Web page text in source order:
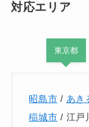
対応エリア
東京都
昭島市 / あき
稲城市 / 江戸